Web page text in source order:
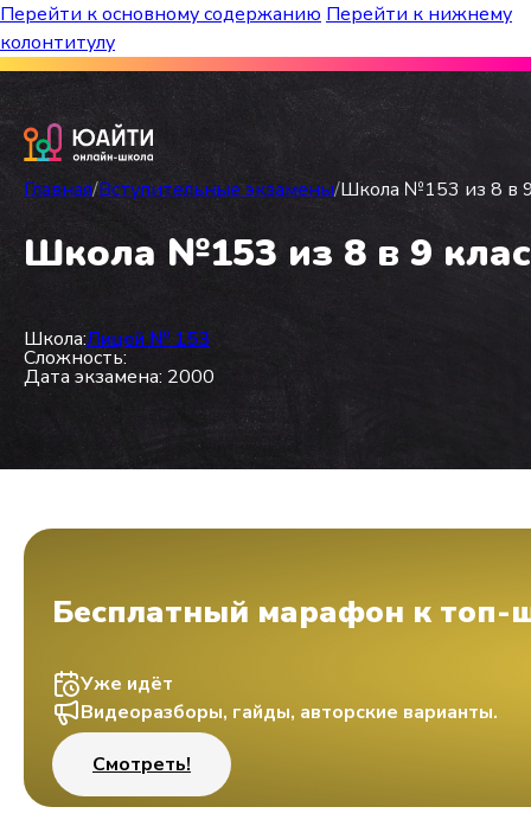
Перейти к основному содержанию Перейти к нижнему
колонтитулу
Бесплатный марафон к топ-школам!
Главная/Вступительные экзамены/Школа №153 из 8 в 9
Школа №153 из 8 в 9
Школа:Лицей № 153
Сложность:
Дата экзамена: 2000
Бесплатный марафон к топ-
Уже идёт
Видеоразборы, гайды, авторские варианты.
Смотреть!